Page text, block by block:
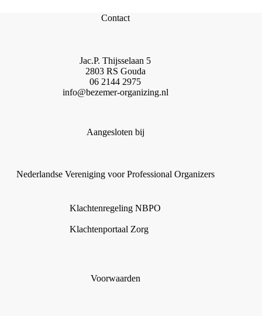
Contact
Jac.P. Thijsselaan 5
2803 RS Gouda
06 2144 2975
info@bezemer-organizing.nl
Aangesloten bij
Nederlandse Vereniging voor Professional Organizers
Klachtenregeling NBPO
Klachtenportaal Zorg
Voorwaarden